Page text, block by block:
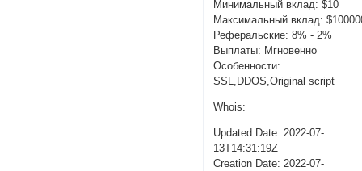
Минимальный вклад: $10
Максимальный вклад:
Реферальские: 8% - 2%
Выплаты: Мгновенно
Особенности:
SSL,DDOS,Original script
Whois:
Updated Date: 2022-07-
13T14:31:19Z
Creation Date: 2022-07-